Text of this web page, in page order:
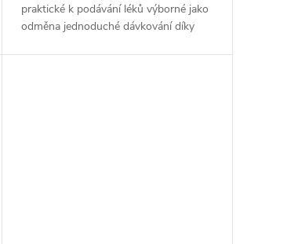
praktické k podávání léků výborné jako
odměna jednoduché dávkování díky